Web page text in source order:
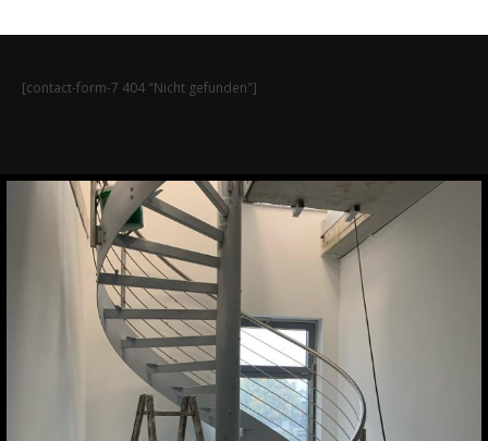
[contact-form-7 404 "Nicht gefunden"]